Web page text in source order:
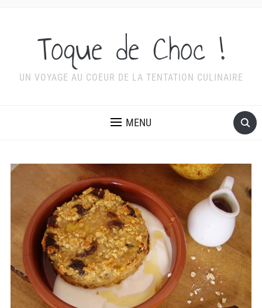
Toque de Choc !
UN VOYAGE AU COEUR DE LA TENTATION CULINAIRE
MENU